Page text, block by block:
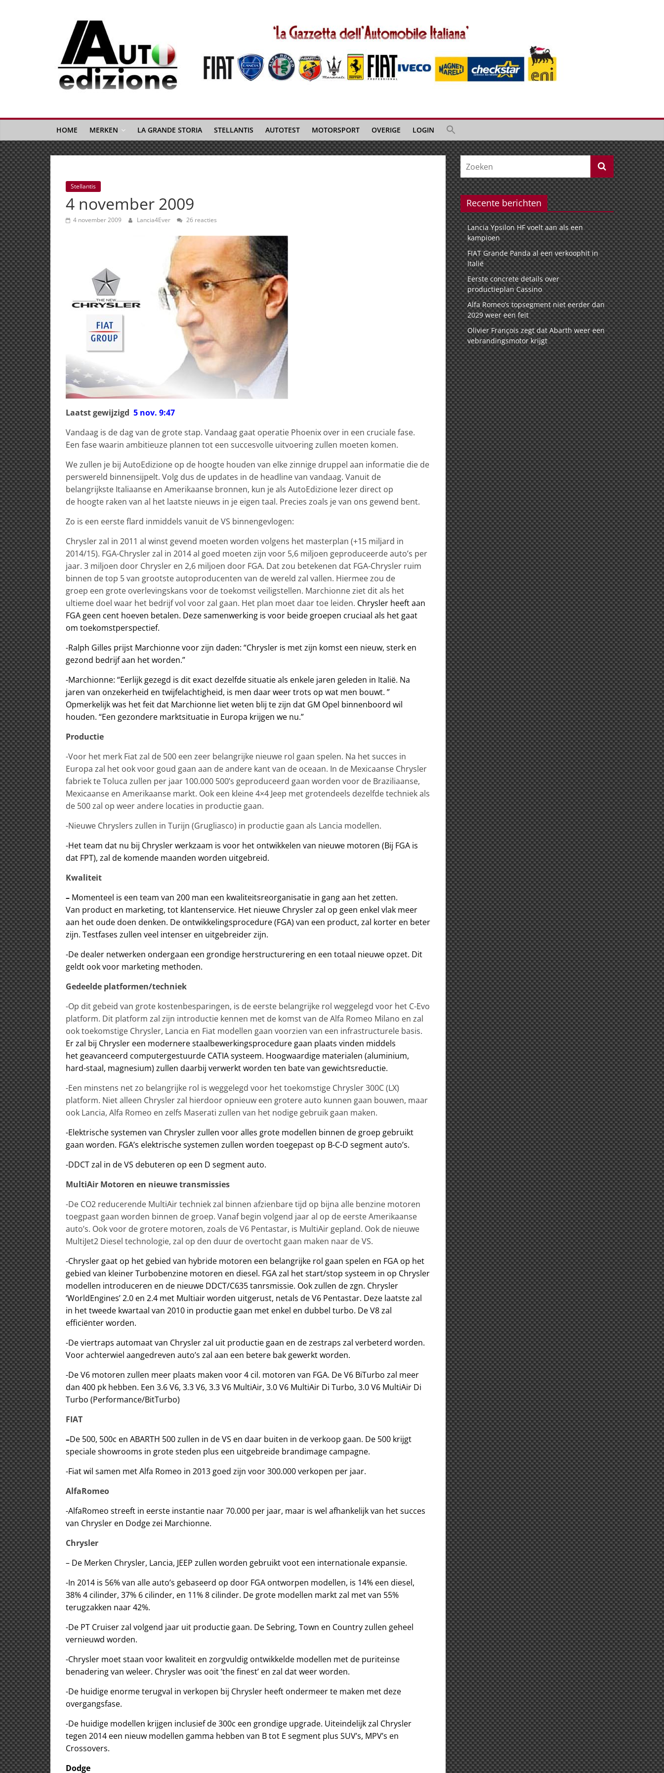
Auto
Edizione
La
Gazetta
dell'Automobile
Italiana
|
Italiaans
autonieuws
&
lifestyle
HOME MERKEN LA GRANDE STORIA STELLANTIS AUTOTEST MOTORSPORT OVERIGE LOGIN
Stellantis
4 november 2009
4 november 2009 Lancia4Ever 26 reacties
Laatst gewijzigd 5 nov. 9:47
Vandaag is de dag van de grote stap. Vandaag gaat operatie Phoenix over in een cruciale fase.
Een fase waarin ambitieuze plannen tot een succesvolle uitvoering zullen moeten komen.
We zullen je bij AutoEdizione op de hoogte houden van elke zinnige druppel aan informatie die de
perswereld binnensijpelt. Volg dus de updates in de headline van vandaag. Vanuit de
belangrijkste Italiaanse en Amerikaanse bronnen, kun je als AutoEdizione lezer direct op
de hoogte raken van al het laatste nieuws in je eigen taal. Precies zoals je van ons gewend bent.
Zo is een eerste flard inmiddels vanuit de VS binnengevlogen:
Chrysler zal in 2011 al winst gevend moeten worden volgens het masterplan (+15 miljard in
2014/15). FGA-Chrysler zal in 2014 al goed moeten zijn voor 5,6 miljoen geproduceerde auto’s per
jaar. 3 miljoen door Chrysler en 2,6 miljoen door FGA. Dat zou betekenen dat FGA-Chrysler ruim
binnen de top 5 van grootste autoproducenten van de wereld zal vallen. Hiermee zou de
groep een grote overlevingskans voor de toekomst veiligstellen. Marchionne ziet dit als het
ultieme doel waar het bedrijf vol voor zal gaan. Het plan moet daar toe leiden. Chrysler heeft aan
FGA geen cent hoeven betalen. Deze samenwerking is voor beide groepen cruciaal als het gaat
om toekomstperspectief.
-Ralph Gilles prijst Marchionne voor zijn daden: “Chrysler is met zijn komst een nieuw, sterk en
gezond bedrijf aan het worden.”
-Marchionne: “Eerlijk gezegd is dit exact dezelfde situatie als enkele jaren geleden in Italië. Na
jaren van onzekerheid en twijfelachtigheid, is men daar weer trots op wat men bouwt. ”
Opmerkelijk was het feit dat Marchionne liet weten blij te zijn dat GM Opel binnenboord wil
houden. “Een gezondere marktsituatie in Europa krijgen we nu.”
Productie
-Voor het merk Fiat zal de 500 een zeer belangrijke nieuwe rol gaan spelen. Na het succes in
Europa zal het ook voor goud gaan aan de andere kant van de oceaan. In de Mexicaanse Chrysler
fabriek te Toluca zullen per jaar 100.000 500’s geproduceerd gaan worden voor de Braziliaanse,
Mexicaanse en Amerikaanse markt. Ook een kleine 4×4 Jeep met grotendeels dezelfde techniek als
de 500 zal op weer andere locaties in productie gaan.
-Nieuwe Chryslers zullen in Turijn (Grugliasco) in productie gaan als Lancia modellen.
-Het team dat nu bij Chrysler werkzaam is voor het ontwikkelen van nieuwe motoren (Bij FGA is
dat FPT), zal de komende maanden worden uitgebreid.
Kwaliteit
– Momenteel is een team van 200 man een kwaliteitsreorganisatie in gang aan het zetten.
Van product en marketing, tot klantenservice. Het nieuwe Chrysler zal op geen enkel vlak meer
aan het oude doen denken. De ontwikkelingsprocedure (FGA) van een product, zal korter en beter
zijn. Testfases zullen veel intenser en uitgebreider zijn.
-De dealer netwerken ondergaan een grondige herstructurering en een totaal nieuwe opzet. Dit
geldt ook voor marketing methoden.
Gedeelde platformen/techniek
-Op dit gebeid van grote kostenbesparingen, is de eerste belangrijke rol weggelegd voor het C-Evo
platform. Dit platform zal zijn introductie kennen met de komst van de Alfa Romeo Milano en zal
ook toekomstige Chrysler, Lancia en Fiat modellen gaan voorzien van een infrastructurele basis.
Er zal bij Chrysler een modernere staalbewerkingsprocedure gaan plaats vinden middels
het geavanceerd computergestuurde CATIA systeem. Hoogwaardige materialen (aluminium,
hard-staal, magnesium) zullen daarbij verwerkt worden ten bate van gewichtsreductie.
-Een minstens net zo belangrijke rol is weggelegd voor het toekomstige Chrysler 300C (LX)
platform. Niet alleen Chrysler zal hierdoor opnieuw een grotere auto kunnen gaan bouwen, maar
ook Lancia, Alfa Romeo en zelfs Maserati zullen van het nodige gebruik gaan maken.
-Elektrische systemen van Chrysler zullen voor alles grote modellen binnen de groep gebruikt
gaan worden. FGA’s elektrische systemen zullen worden toegepast op B-C-D segment auto’s.
-DDCT zal in de VS debuteren op een D segment auto.
MultiAir Motoren en nieuwe transmissies
-De CO2 reducerende MultiAir techniek zal binnen afzienbare tijd op bijna alle benzine motoren
toegpast gaan worden binnen de groep. Vanaf begin volgend jaar al op de eerste Amerikaanse
auto’s. Ook voor de grotere motoren, zoals de V6 Pentastar, is MultiAir gepland. Ook de nieuwe
MultiJet2 Diesel technologie, zal op den duur de overtocht gaan maken naar de VS.
-Chrysler gaat op het gebied van hybride motoren een belangrijke rol gaan spelen en FGA op het
gebied van kleiner Turbobenzine motoren en diesel. FGA zal het start/stop systeem in op Chrysler
modellen introduceren en de nieuwe DDCT/C635 tanrsmissie. Ook zullen de zgn. Chrysler
‘WorldEngines’ 2.0 en 2.4 met Multiair worden uitgerust, netals de V6 Pentastar. Deze laatste zal
in het tweede kwartaal van 2010 in productie gaan met enkel en dubbel turbo. De V8 zal
efficiënter worden.
-De viertraps automaat van Chrysler zal uit productie gaan en de zestraps zal verbeterd worden.
Voor achterwiel aangedreven auto’s zal aan een betere bak gewerkt worden.
-De V6 motoren zullen meer plaats maken voor 4 cil. motoren van FGA. De V6 BiTurbo zal meer
dan 400 pk hebben. Een 3.6 V6, 3.3 V6, 3.3 V6 MultiAir, 3.0 V6 MultiAir Di Turbo, 3.0 V6 MultiAir Di
Turbo (Performance/BitTurbo)
FIAT
–De 500, 500c en ABARTH 500 zullen in de VS en daar buiten in de verkoop gaan. De 500 krijgt
speciale showrooms in grote steden plus een uitgebreide brandimage campagne.
-Fiat wil samen met Alfa Romeo in 2013 goed zijn voor 300.000 verkopen per jaar.
AlfaRomeo
-AlfaRomeo streeft in eerste instantie naar 70.000 per jaar, maar is wel afhankelijk van het succes
van Chrysler en Dodge zei Marchionne.
Chrysler
– De Merken Chrysler, Lancia, JEEP zullen worden gebruikt voot een internationale expansie.
-In 2014 is 56% van alle auto’s gebaseerd op door FGA ontworpen modellen, is 14% een diesel,
38% 4 cilinder, 37% 6 cilinder, en 11% 8 cilinder. De grote modellen markt zal met van 55%
terugzakken naar 42%.
-De PT Cruiser zal volgend jaar uit productie gaan. De Sebring, Town en Country zullen geheel
vernieuwd worden.
-Chrysler moet staan voor kwaliteit en zorgvuldig ontwikkelde modellen met de puriteinse
benadering van weleer. Chrysler was ooit ’the finest’ en zal dat weer worden.
-De huidige enorme terugval in verkopen bij Chrysler heeft ondermeer te maken met deze
overgangsfase.
-De huidige modellen krijgen inclusief de 300c een grondige upgrade. Uiteindelijk zal Chrysler
tegen 2014 een nieuw modellen gamma hebben van B tot E segment plus SUV’s, MPV’s en
Crossovers.
Dodge
Recente berichten
Lancia Ypsilon HF voelt aan als een
kampioen
FIAT Grande Panda al een verkoophit in
Italië
Eerste concrete details over
productieplan Cassino
Alfa Romeo’s topsegment niet eerder dan
2029 weer een feit
Olivier François zegt dat Abarth weer een
vebrandingsmotor krijgt